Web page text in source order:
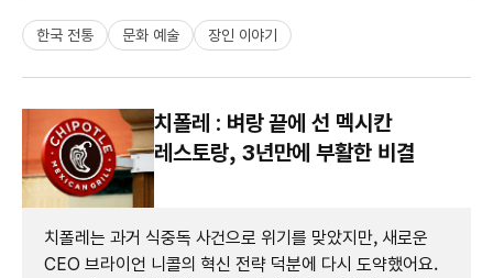
한국 전통 문화 예술 장인 이야기
치폴레 : 벼랑 끝에 선 멕시칸
레스토랑, 3년만에 부활한 비결
치폴레는 과거 식중독 사건으로 위기를 맞았지만, 새로운
CEO 브라이언 니콜의 혁신 전략 덕분에 다시 도약했어요.